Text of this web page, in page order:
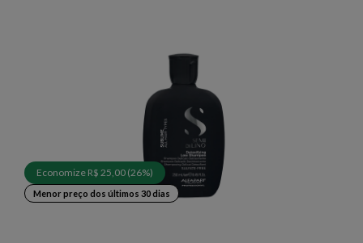
Economize R$ 25,00 (26%)
Menor preço dos últimos 30 dias